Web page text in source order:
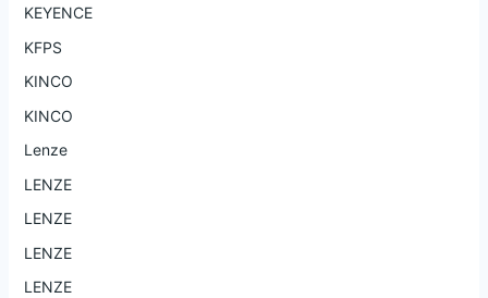
KEYENCE
KFPS
KINCO
KINCO
Lenze
LENZE
LENZE
LENZE
LENZE